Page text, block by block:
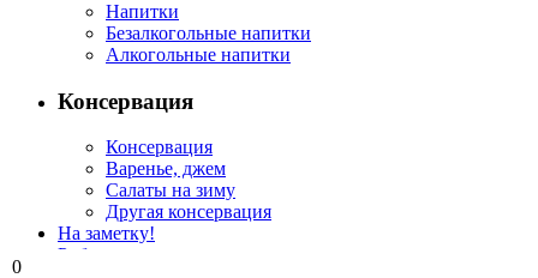
0
Напитки
Безалкогольные напитки
Алкогольные напитки
Консервация
Консервация
Варенье, джем
Салаты на зиму
Другая консервация
На заметку!
Рубрикатор